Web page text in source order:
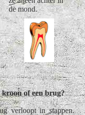
de mond.
kroon of een brug?
verloopt in stappen.